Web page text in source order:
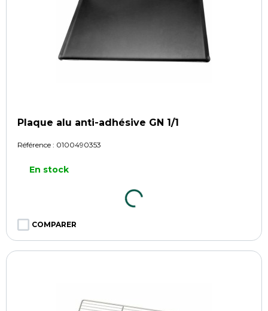
Plaque alu anti-adhésive GN 1/1
Référence : 0100490353
En stock
COMPARER